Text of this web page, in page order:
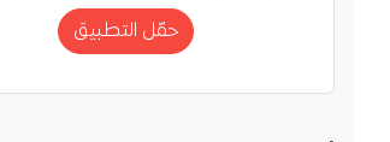
حمّل التطبيق